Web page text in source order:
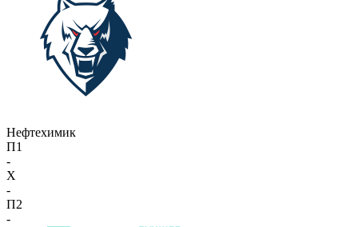
Нефтехимик
П1
-
X
-
П2
-